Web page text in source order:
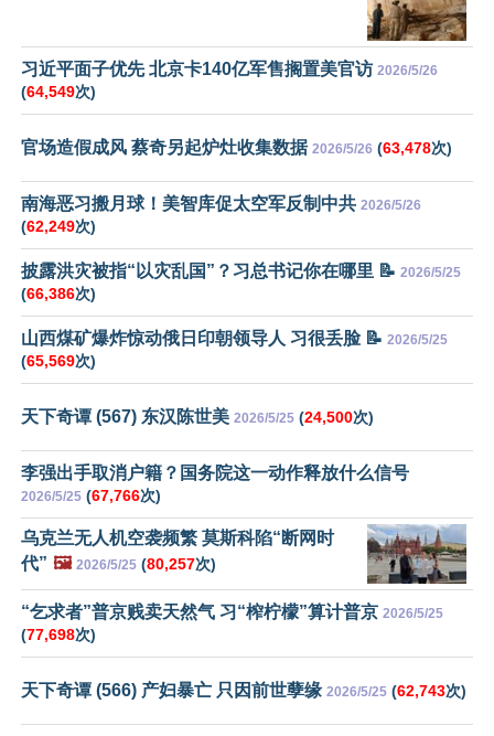
习近平面子优先 北京卡140亿军售搁置美官访 2026/5/26
(64,549次)
官场造假成风 蔡奇另起炉灶收集数据 2026/5/26 (63,478次)
南海恶习搬月球！美智库促太空军反制中共 2026/5/26
(62,249次)
披露洪灾被指“以灾乱国”？习总书记你在哪里 📝 2026/5/25
(66,386次)
山西煤矿爆炸惊动俄日印朝领导人 习很丢脸 📝 2026/5/25
(65,569次)
天下奇谭 (567) 东汉陈世美 2026/5/25 (24,500次)
李强出手取消户籍？国务院这一动作释放什么信号
2026/5/25 (67,766次)
乌克兰无人机空袭频繁 莫斯科陷“断网时
代” 🖼️ 2026/5/25 (80,257次)
“乞求者”普京贱卖天然气 习“榨柠檬”算计普京 2026/5/25
(77,698次)
天下奇谭 (566) 产妇暴亡 只因前世孽缘 2026/5/25 (62,743次)